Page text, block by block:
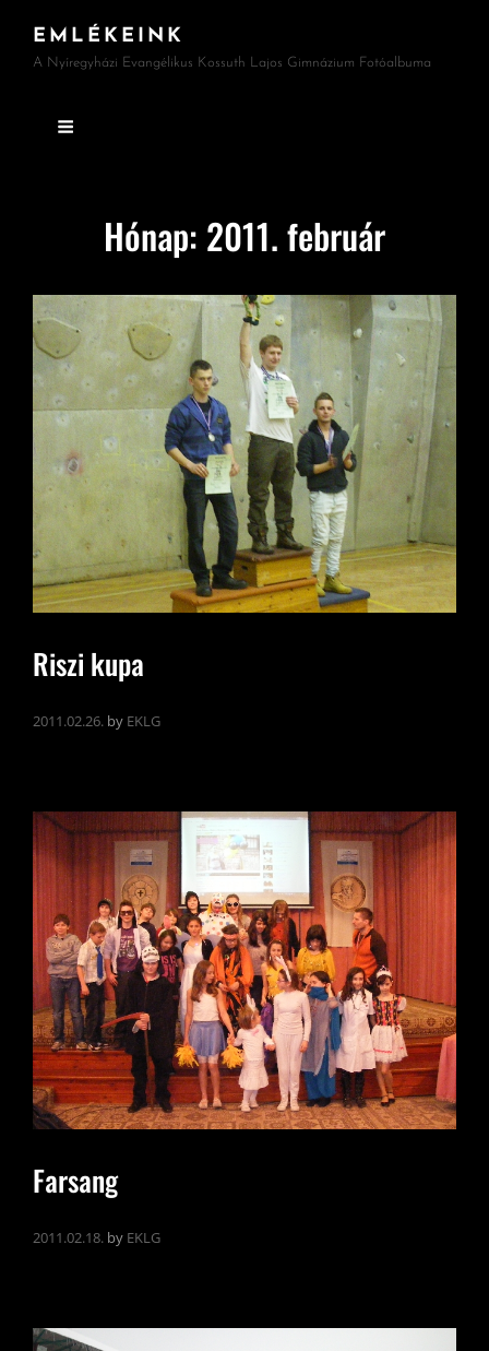
EMLÉKEINK
A Nyíregyházi Evangélikus Kossuth Lajos Gimnázium Fotóalbuma
Hónap: 2011. február
Riszi kupa
2011.02.26. by EKLG
Farsang
2011.02.18. by EKLG